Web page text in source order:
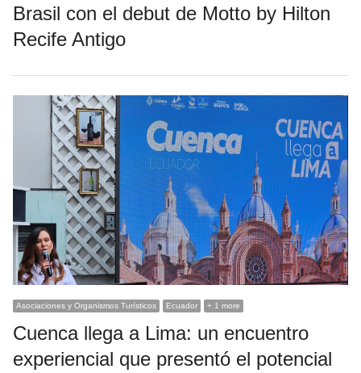
Brasil con el debut de Motto by Hilton
Recife Antigo
Asociaciones y Organismos Turísticos Ecuador + 1 more
Cuenca llega a Lima: un encuentro
experiencial que presentó el potencial